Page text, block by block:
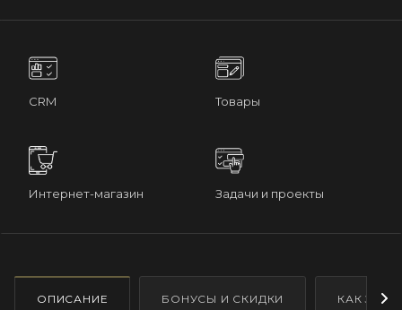
CRM Товары
Интернет-магазин Задачи и проекты
ОПИСАНИЕ БОНУСЫ И СКИДКИ КАК